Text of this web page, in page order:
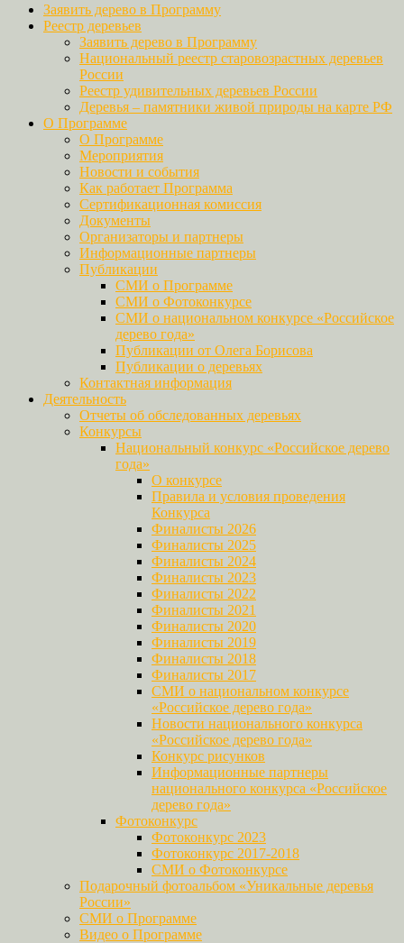
Заявить дерево в Программу
Реестр деревьев
Заявить дерево в Программу
Национальный реестр старовозрастных деревьев
России
Реестр удивительных деревьев России
Деревья – памятники живой природы на карте РФ
О Программе
О Программе
Мероприятия
Новости и события
Как работает Программа
Сертификационная комиссия
Документы
Организаторы и партнеры
Информационные партнеры
Публикации
СМИ о Программе
СМИ о Фотоконкурсе
СМИ о национальном конкурсе «Российское
дерево года»
Публикации от Олега Борисова
Публикации о деревьях
Контактная информация
Деятельность
Отчеты об обследованных деревьях
Конкурсы
Национальный конкурс «Российское дерево
года»
О конкурсе
Правила и условия проведения
Конкурса
Финалисты 2026
Финалисты 2025
Финалисты 2024
Финалисты 2023
Финалисты 2022
Финалисты 2021
Финалисты 2020
Финалисты 2019
Финалисты 2018
Финалисты 2017
СМИ о национальном конкурсе
«Российское дерево года»
Новости национального конкурса
«Российское дерево года»
Конкурс рисунков
Информационные партнеры
национального конкурса «Российское
дерево года»
Фотоконкурс
Фотоконкурс 2023
Фотоконкурс 2017-2018
СМИ о Фотоконкурсе
Подарочный фотоальбом «Уникальные деревья
России»
СМИ о Программе
Видео о Программе